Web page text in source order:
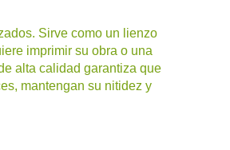
Sirve como un lienzo
imprimir su obra o una
alta calidad garantiza que
mantengan su nitidez y